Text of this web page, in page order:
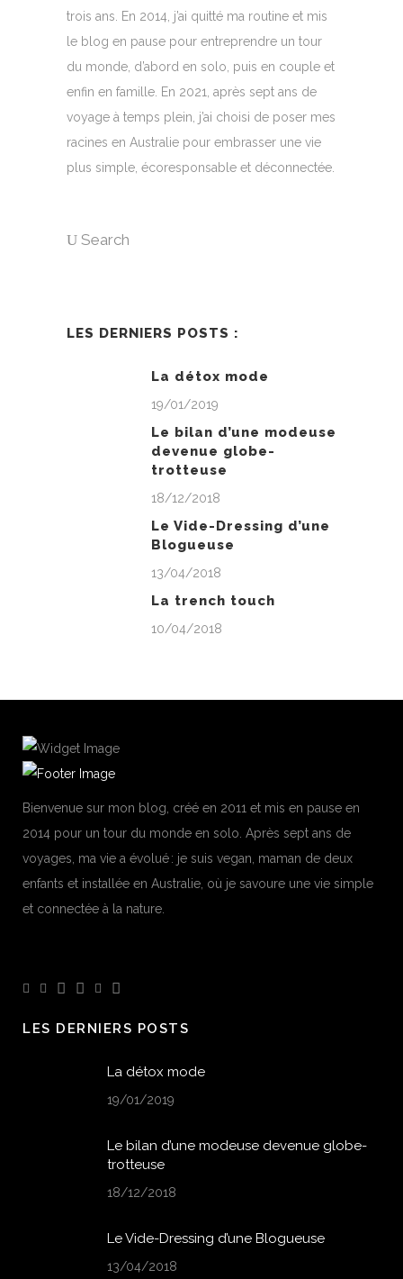
trois ans. En 2014, j’ai quitté ma routine et mis
le blog en pause pour entreprendre un tour
du monde, d’abord en solo, puis en couple et
enfin en famille. En 2021, après sept ans de
voyage à temps plein, j’ai choisi de poser mes
racines en Australie pour embrasser une vie
plus simple, écoresponsable et déconnectée.
Search
LES DERNIERS POSTS :
La détox mode
19/01/2019
Le bilan d’une modeuse
devenue globe-
trotteuse
18/12/2018
Le Vide-Dressing d’une
Blogueuse
13/04/2018
La trench touch
10/04/2018
Bienvenue sur mon blog, créé en 2011 et mis en pause en
2014 pour un tour du monde en solo. Après sept ans de
voyages, ma vie a évolué : je suis vegan, maman de deux
enfants et installée en Australie, où je savoure une vie simple
et connectée à la nature.
LES DERNIERS POSTS
La détox mode
19/01/2019
Le bilan d’une modeuse devenue globe-
trotteuse
18/12/2018
Le Vide-Dressing d’une Blogueuse
13/04/2018